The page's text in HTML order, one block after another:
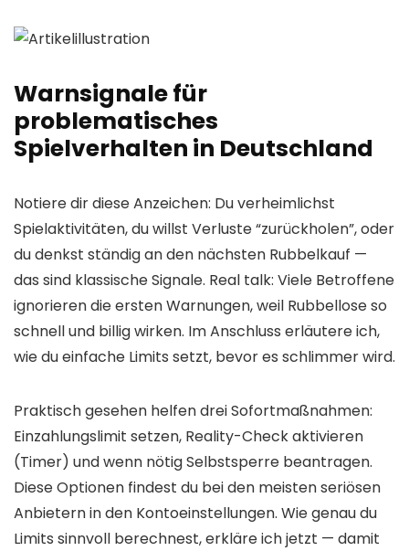
Warnsignale für
problematisches
Spielverhalten in Deutschland
Notiere dir diese Anzeichen: Du verheimlichst
Spielaktivitäten, du willst Verluste “zurückholen”, oder
du denkst ständig an den nächsten Rubbelkauf —
das sind klassische Signale. Real talk: Viele Betroffene
ignorieren die ersten Warnungen, weil Rubbellose so
schnell und billig wirken. Im Anschluss erläutere ich,
wie du einfache Limits setzt, bevor es schlimmer wird.
Praktisch gesehen helfen drei Sofortmaßnahmen:
Einzahlungslimit setzen, Reality-Check aktivieren
(Timer) und wenn nötig Selbstsperre beantragen.
Diese Optionen findest du bei den meisten seriösen
Anbietern in den Kontoeinstellungen. Wie genau du
Limits sinnvoll berechnest, erkläre ich jetzt — damit